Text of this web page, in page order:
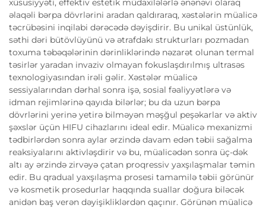
xüsusiyyəti, effektiv estetik müdaxilələrlə ənənəvi olaraq
əlaqəli bərpa dövrlərini aradan qaldıraraq, xəstələrin müalicə
təcrübəsini inqilabi dərəcədə dəyişdirir. Bu unikal üstünlük,
səthi dəri bütövlüyünü və ətrafdakı strukturları pozmadan
toxuma təbəqələrinin dərinliklərində nəzarət olunan termal
təsirlər yaradan invaziv olmayan fokuslaşdırılmış ultrasəs
texnologiyasından irəli gəlir. Xəstələr müalicə
sessiyalarından dərhal sonra işə, sosial fəaliyyətlərə və
idman rejimlərinə qayıda bilərlər; bu da uzun bərpa
dövrlərini yerinə yetirə bilməyən məşğul peşəkarlar və aktiv
şəxslər üçün HIFU cihazlarını ideal edir. Müalicə mexanizmi
tədbirlərdən sonra aylar ərzində davam edən təbii sağalma
reaksiyalarını aktivləşdirir və bu, müalicədən sonra üç-dək
altı ay ərzində zirvəyə çatan proqressiv yaxşılaşmalar təmin
edir. Bu qradual yaxşılaşma prosesi tamamilə təbii görünür
və kosmetik prosedurlar haqqında suallar doğura biləcək
anidən baş verən dəyişikliklərdən qaçınır. Görünən müalicə